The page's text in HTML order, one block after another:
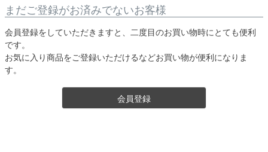
まだご登録がお済みでないお客様
会員登録をしていただきますと、二度目のお買い物時にとても便利
です。
お気に入り商品をご登録いただけるなどお買い物が便利になりま
す。
会員登録